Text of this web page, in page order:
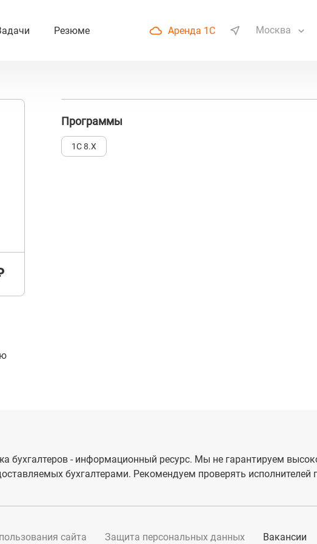
Резюме Аренда 1С Москва
Программы
1С 8.Х
бухгалтеров - информационный ресурс. Мы не гарантируем
бухгалтерами. Рекомендуем проверять
сайта Защита персональных данных Вакансии